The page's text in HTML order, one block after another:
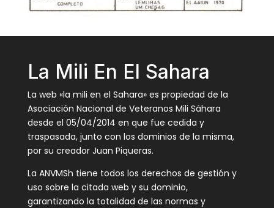
La Mili En El Sahara
La web «la mili en el Sahara» es propiedad de la
Asociación Nacional de Veteranos Mili Sáhara
desde el 05/04/2014 en que fue cedida y
traspasada, junto con los dominios de la misma,
por su creador Juan Piqueras.
La ANVMSh tiene todos los derechos de gestión y
uso sobre la citada web y su dominio,
garantizando la totalidad de las normas y